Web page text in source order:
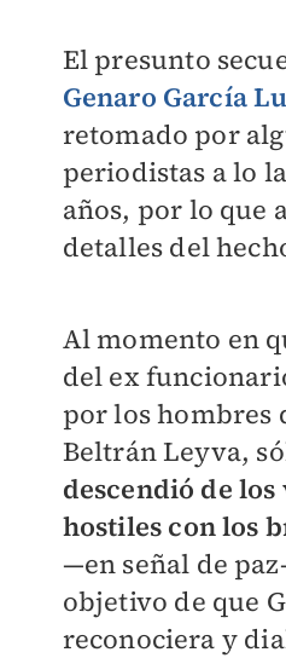
El presunto
Genaro García
retomado por
periodistas a lo
años, por lo que
detalles del
Al momento en
del ex
por los hombres
Beltrán Leyva,
descendió de
hostiles con los
—en señal de
objetivo de que
reconociera y